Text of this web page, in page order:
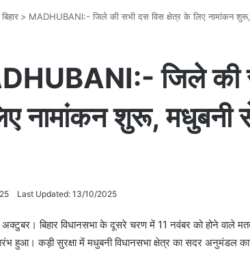
बिहार > MADHUBANI:- जिले की सभी दस विस क्षेत्र के लिए नामांकन शुरू,
जिले की
नामांकन शुरू, मधुबनी
Last Updated: 13/10/2025
बिहार विधानसभा के दूसरे चरण में 11 नवंबर को होने वाले
हुआ। कड़ी सुरक्षा में मधुबनी विधानसभा क्षेत्र का सदर अनुमंडल